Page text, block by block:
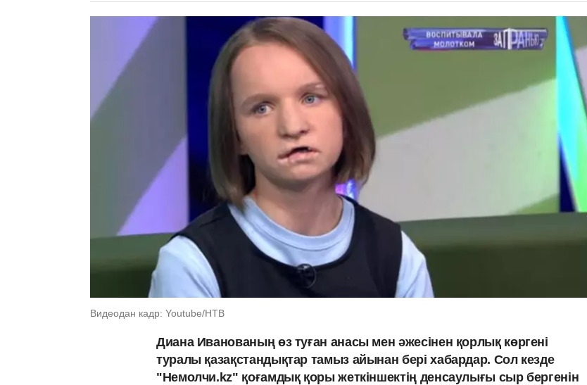
Видеодан кадр: Youtube/НТВ
Диана Иванованың өз туған анасы мен әжесінен қорлық көргені
туралы қазақстандықтар тамыз айынан бері хабардар. Сол кезде
"Немолчи.kz" қоғамдық қоры жеткіншектің денсаулығы сыр бергенін